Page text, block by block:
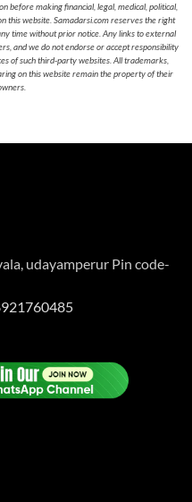
before making financial, legal, medical, political,
this website. Samadarsi.com reserves the right
time without prior notice. Any links to external
and we do not endorse or accept responsibility
of such third-party websites. All trademarks,
on this website remain the property of their
udayamperur Pin code-